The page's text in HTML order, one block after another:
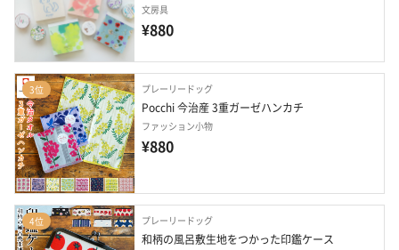
文房具
¥880
3位 プレーリードッグ
Pocchi 今治産 3重ガーゼハンカチ
ファッション小物
¥880
4位 プレーリードッグ
和柄の風呂敷生地をつかった印鑑ケース